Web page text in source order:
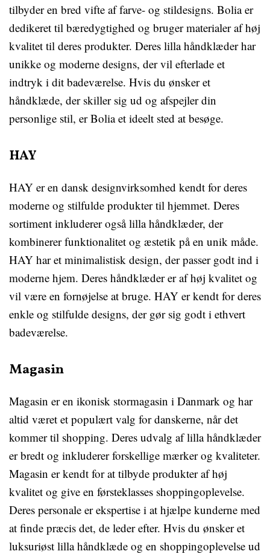
tilbyder en bred vifte af farve- og stildesigns. Bolia er
dedikeret til bæredygtighed og bruger materialer af høj
kvalitet til deres produkter. Deres lilla håndklæder har
unikke og moderne designs, der vil efterlade et
indtryk i dit badeværelse. Hvis du ønsker et
håndklæde, der skiller sig ud og afspejler din
personlige stil, er Bolia et ideelt sted at besøge.
HAY
HAY er en dansk designvirksomhed kendt for deres
moderne og stilfulde produkter til hjemmet. Deres
sortiment inkluderer også lilla håndklæder, der
kombinerer funktionalitet og æstetik på en unik måde.
HAY har et minimalistisk design, der passer godt ind i
moderne hjem. Deres håndklæder er af høj kvalitet og
vil være en fornøjelse at bruge. HAY er kendt for deres
enkle og stilfulde designs, der gør sig godt i ethvert
badeværelse.
Magasin
Magasin er en ikonisk stormagasin i Danmark og har
altid været et populært valg for danskerne, når det
kommer til shopping. Deres udvalg af lilla håndklæder
er bredt og inkluderer forskellige mærker og kvaliteter.
Magasin er kendt for at tilbyde produkter af høj
kvalitet og give en førsteklasses shoppingoplevelse.
Deres personale er ekspertise i at hjælpe kunderne med
at finde præcis det, de leder efter. Hvis du ønsker et
luksuriøst lilla håndklæde og en shoppingoplevelse ud